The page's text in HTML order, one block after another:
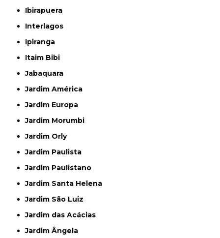
Ibirapuera
Interlagos
Ipiranga
Itaim Bibi
Jabaquara
Jardim América
Jardim Europa
Jardim Morumbi
Jardim Orly
Jardim Paulista
Jardim Paulistano
Jardim Santa Helena
Jardim São Luiz
Jardim das Acácias
Jardim Ângela